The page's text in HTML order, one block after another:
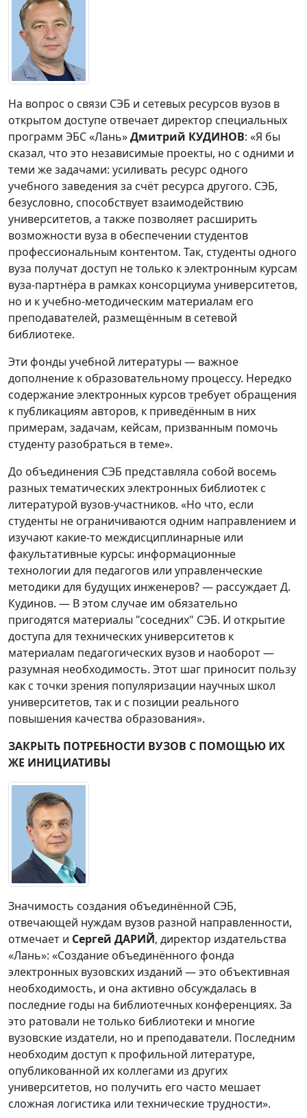
На вопрос о связи СЭБ и сетевых ресурсов вузов в
открытом доступе отвечает директор специальных
программ ЭБС «Лань»Дмитрий КУДИНОВ: «Я бы
сказал, что это независимые проекты, но с одними и
теми же задачами: усиливать ресурс одного
учебного заведения за счёт ресурса другого. СЭБ,
безусловно, способствует взаимодействию
университетов, а также позволяет расширить
возможности вуза в обеспечении студентов
профессиональным контентом. Так, студенты одного
вуза получат доступ не только к электронным курсам
вуза-партнёра в рамках консорциума университетов,
но и к учебно-методическим материалам его
преподавателей, размещённым в сетевой
библиотеке.
Эти фонды учебной литературы — важное
дополнение к образовательному процессу. Нередко
содержание электронных курсов требует обращения
к публикациям авторов, к приведённым в них
примерам, задачам, кейсам, призванным помочь
студенту разобраться в теме».
До объединения СЭБ представляла собой восемь
разных тематических электронных библиотек с
литературой вузов-участников. «Но что, если
студенты не ограничиваются одним направлением и
изучают какие-то междисциплинарные или
факультативные курсы: информационные
технологии для педагогов или управленческие
методики для будущих инженеров? — рассуждает Д.
Кудинов. — В этом случае им обязательно
пригодятся материалы "соседних" СЭБ. И открытие
доступа для технических университетов к
материалам педагогических вузов и наоборот —
разумная необходимость. Этот шаг приносит пользу
как с точки зрения популяризации научных школ
университетов, так и с позиции реального
повышения качества образования».
ЗАКРЫТЬ ПОТРЕБНОСТИ ВУЗОВ С ПОМОЩЬЮ ИХ
ЖЕ ИНИЦИАТИВЫ
Значимость создания объединённой СЭБ,
отвечающей нуждам вузов разной направленности,
отмечает и Сергей ДАРИЙ, директор издательства
«Лань»: «Создание объединённого фонда
электронных вузовских изданий — это объективная
необходимость, и она активно обсуждалась в
последние годы на библиотечных конференциях. За
это ратовали не только библиотеки и многие
вузовские издатели, но и преподаватели. Последним
необходим доступ к профильной литературе,
опубликованной их коллегами из других
университетов, но получить его часто мешает
сложная логистика или технические трудности».